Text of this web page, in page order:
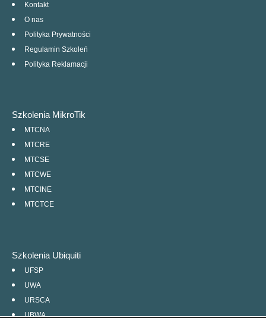
Kontakt
O nas
Polityka Prywatności
Regulamin Szkoleń
Polityka Reklamacji
Szkolenia MikroTik
MTCNA
MTCRE
MTCSE
MTCWE
MTCINE
MTCTCE
Szkolenia Ubiquiti
UFSP
UWA
URSCA
UBWA